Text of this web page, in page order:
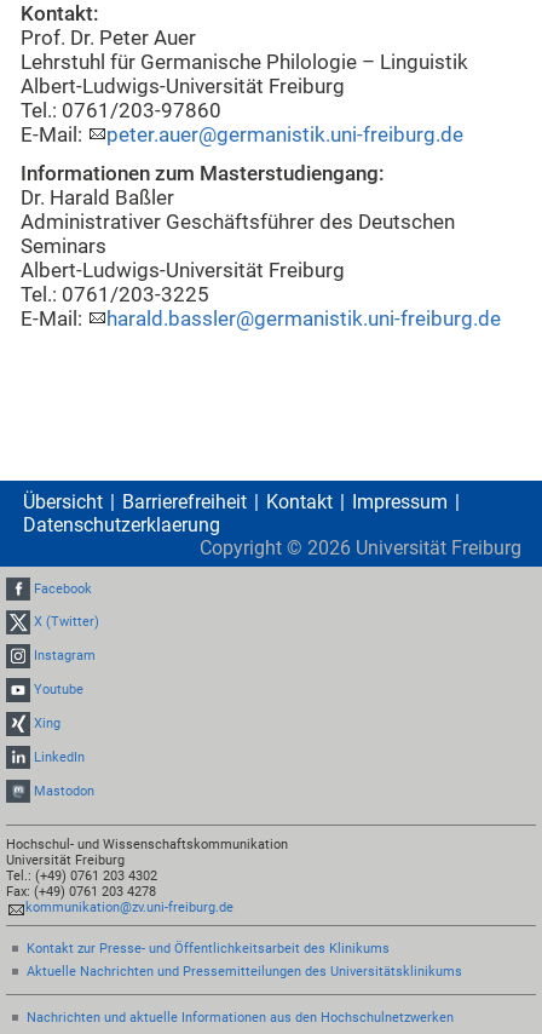
Kontakt:
Prof. Dr. Peter Auer
Lehrstuhl für Germanische Philologie – Linguistik
Albert-Ludwigs-Universität Freiburg
Tel.: 0761/203-97860
E-Mail:
peter.auer@germanistik.uni-freiburg.de
Informationen zum Masterstudiengang:
Dr. Harald Baßler
Administrativer Geschäftsführer des Deutschen
Seminars
Albert-Ludwigs-Universität Freiburg
Tel.: 0761/203-3225
E-Mail:
harald.bassler@germanistik.uni-freiburg.de
Übersicht Barrierefreiheit Kontakt
Impressum
Datenschutzerklaerung
Copyright © 2026 Universität Freiburg
Facebook
X (Twitter)
Instagram
Youtube
Xing
LinkedIn
Mastodon
Hochschul- und Wissenschaftskommunikation
Universität Freiburg
Tel.: (+49) 0761 203 4302
Fax: (+49) 0761 203 4278
kommunikation@zv.uni-freiburg.de
Kontakt zur Presse- und Öffentlichkeitsarbeit des Klinikums
Aktuelle Nachrichten und Pressemitteilungen des Universitätsklinikums
Nachrichten und aktuelle Informationen aus den Hochschulnetzwerken